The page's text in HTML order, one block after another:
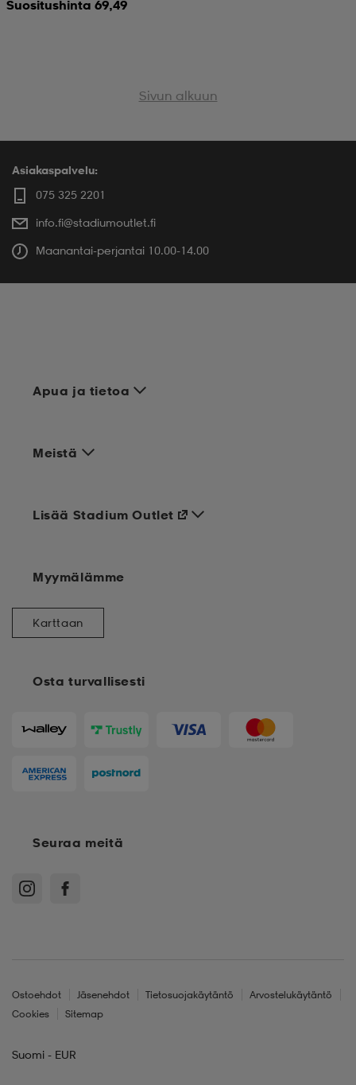
Suositushinta 69,49
Sivun alkuun
Asiakaspalvelu:
075 325 2201
info.fi@stadiumoutlet.fi
Maanantai-perjantai 10.00-14.00
Apua ja tietoa
Meistä
Osta turvallisesti
Lisää Stadium Outlet
Myymälämme
Karttaan
Seuraa meitä
Ostoehdot Jäsenehdot Tietosuojakäytäntö
Arvostelukäytäntö
Cookies
Sitemap
Suomi - EUR